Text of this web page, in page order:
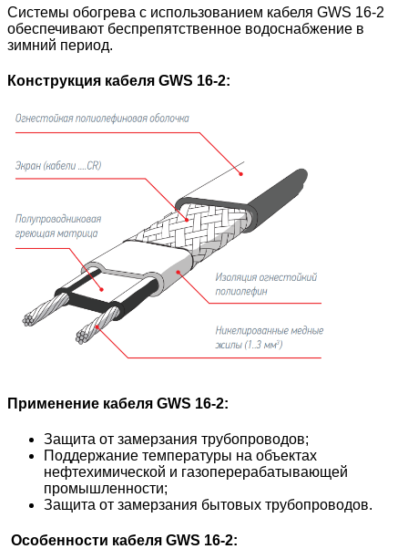
Системы обогрева с использованием кабеля GWS 16-2
обеспечивают беспрепятственное водоснабжение в
зимний период.
Конструкция кабеля GWS 16-2:
Применение кабеля GWS 16-2:
Защита от замерзания трубопроводов;
Поддержание температуры на объектах
нефтехимической и газоперерабатывающей
промышленности;
Защита от замерзания бытовых трубопроводов.
Особенности кабеля GWS 16-2: